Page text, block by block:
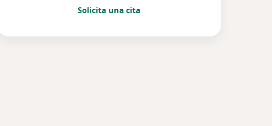
Solicita una cita